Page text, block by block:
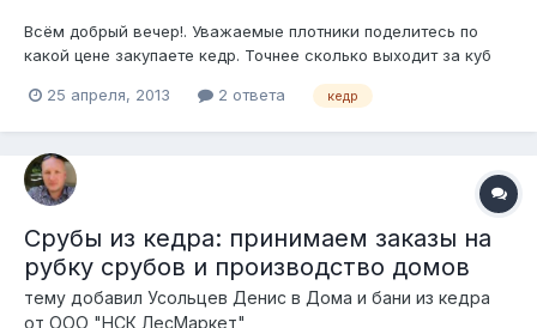
Всём добрый вечер!. Уважаемые плотники поделитесь по
какой цене закупаете кедр. Точнее сколько выходит за куб
7000р без учёта доставки если не ошибаюсь из
какие-то проволочки бываю :huh:...
25 апреля, 2013 2 ответа кедр
Срубы из кедра: принимаем заказы на
рубку срубов и производство домов
тему добавил Усольцев Денис в Дома и бани из кедра
от ООО "НСК ЛесМаркет"